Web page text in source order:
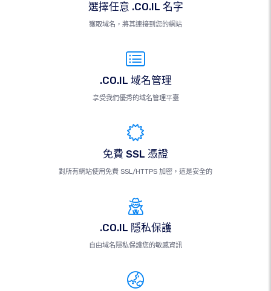
選擇任意 .CO.IL 名字
獲取域名，將其連接到您的網站
.CO.IL 域名管理
享受我們優秀的域名管理平臺
免費 SSL 憑證
對所有網站使用免費 SSL/HTTPS 加密，這是安全的
.CO.IL 隱私保護
自由域名隱私保護您的敏感資訊